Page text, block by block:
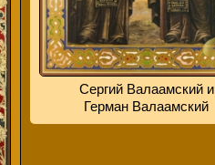
Сергий Валаамский и
Герман Валаамский